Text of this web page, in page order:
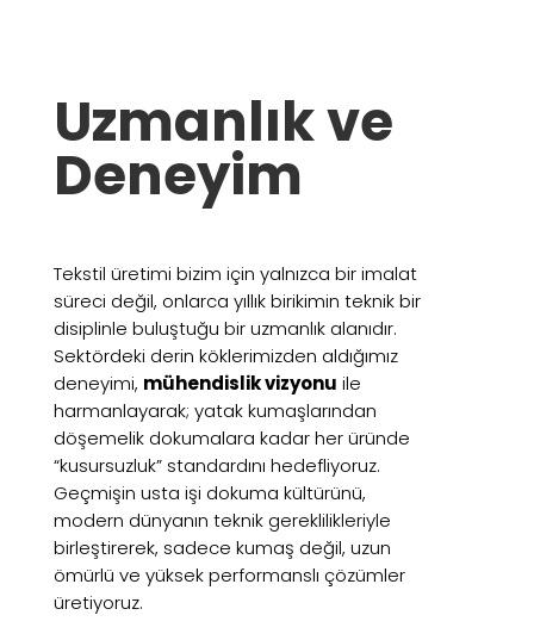
Uzmanlık ve
Deneyim
Tekstil üretimi bizim için yalnızca bir imalat
süreci değil, onlarca yıllık birikimin teknik bir
disiplinle buluştuğu bir uzmanlık alanıdır.
Sektördeki derin köklerimizden aldığımız
deneyimi, mühendislik vizyonu ile
harmanlayarak; yatak kumaşlarından
döşemelik dokumalara kadar her üründe
“kusursuzluk” standardını hedefliyoruz.
Geçmişin usta işi dokuma kültürünü,
modern dünyanın teknik gereklilikleriyle
birleştirerek, sadece kumaş değil, uzun
ömürlü ve yüksek performanslı çözümler
üretiyoruz.